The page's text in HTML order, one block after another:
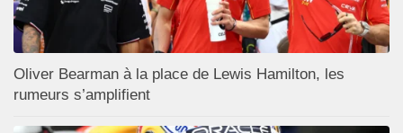
Oliver Bearman à la place de Lewis Hamilton, les
rumeurs s’amplifient